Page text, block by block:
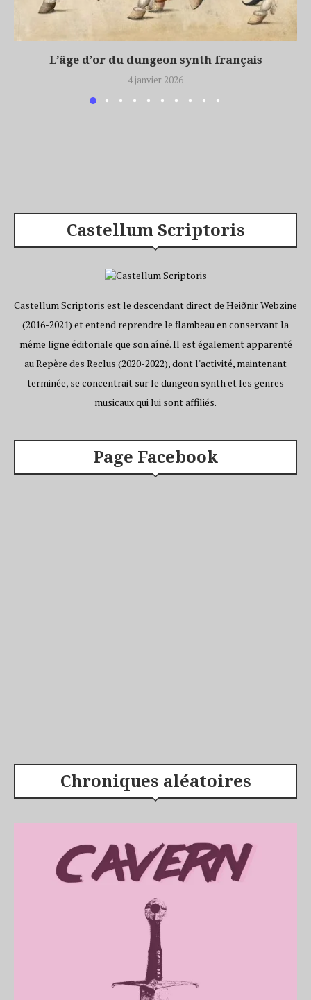
L’âge d’or du dungeon synth français
4 janvier 2026
Castellum Scriptoris
Castellum Scriptoris est le descendant direct de Heiðnir Webzine
(2016-2021) et entend reprendre le flambeau en conservant la
même ligne éditoriale que son aîné. Il est également apparenté
au Repère des Reclus (2020-2022), dont l'activité, maintenant
terminée, se concentrait sur le dungeon synth et les genres
musicaux qui lui sont affiliés.
Page Facebook
Chroniques aléatoires